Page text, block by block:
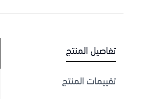
تفاصيل المنتج
تقييمات المنتج